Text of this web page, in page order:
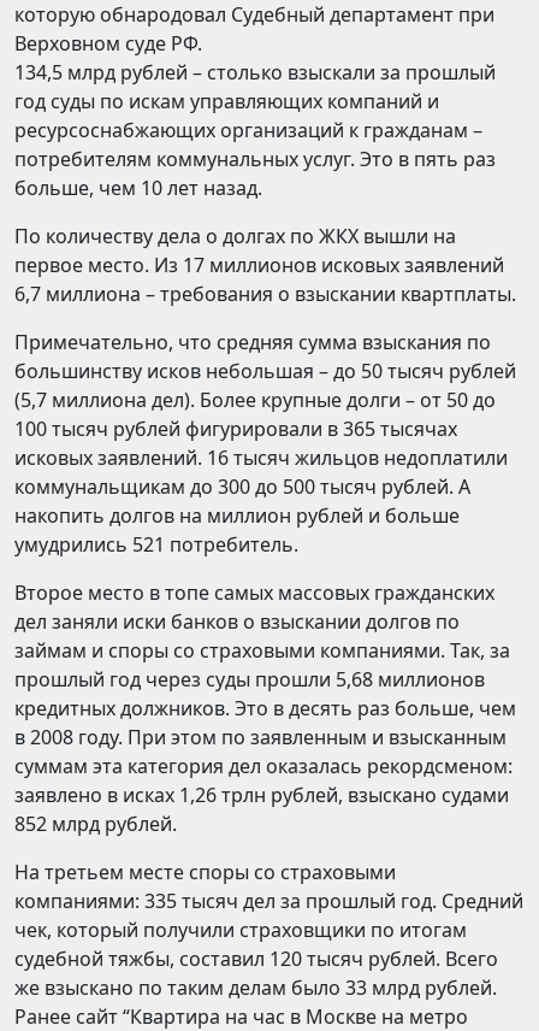
которую обнародовал Судебный департамент при
Верховном суде РФ.
134,5 млрд рублей – столько взыскали за прошлый
год суды по искам управляющих компаний и
ресурсоснабжающих организаций к гражданам –
потребителям коммунальных услуг. Это в пять раз
больше, чем 10 лет назад.
По количеству дела о долгах по ЖКХ вышли на
первое место. Из 17 миллионов исковых заявлений
6,7 миллиона – требования о взыскании квартплаты.
Примечательно, что средняя сумма взыскания по
большинству исков небольшая – до 50 тысяч рублей
(5,7 миллиона дел). Более крупные долги – от 50 до
100 тысяч рублей фигурировали в 365 тысячах
исковых заявлений. 16 тысяч жильцов недоплатили
коммунальщикам до 300 до 500 тысяч рублей. А
накопить долгов на миллион рублей и больше
умудрились 521 потребитель.
Второе место в топе самых массовых гражданских
дел заняли иски банков о взыскании долгов по
займам и споры со страховыми компаниями. Так, за
прошлый год через суды прошли 5,68 миллионов
кредитных должников. Это в десять раз больше, чем
в 2008 году. При этом по заявленным и взысканным
суммам эта категория дел оказалась рекордсменом:
заявлено в исках 1,26 трлн рублей, взыскано судами
852 млрд рублей.
На третьем месте споры со страховыми
компаниями: 335 тысяч дел за прошлый год. Средний
чек, который получили страховщики по итогам
судебной тяжбы, составил 120 тысяч рублей. Всего
же взыскано по таким делам было 33 млрд рублей.
Ранее сайт “Квартира на час в Москве на метро